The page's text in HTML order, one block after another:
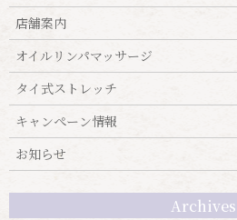
店舗案内
オイルリンパマッサージ
タイ式ストレッチ
キャンぺーン情報
お知らせ
Archives